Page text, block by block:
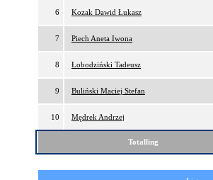
6 Kozak Dawid Łukasz
7 Piech Aneta Iwona
8 Łobodziński Tadeusz
9 Buliński Maciej Stefan
10 Mędrek Andrzej
Totalling